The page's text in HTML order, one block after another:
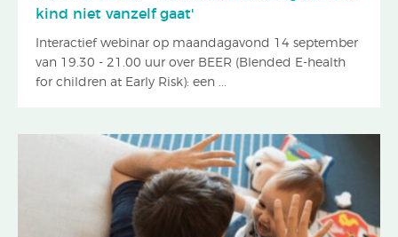
kind niet vanzelf gaat'
Interactief webinar op maandagavond 14 september
van 19.30 - 21.00 uur over BEER (Blended E-health
for children at Early Risk): een ...